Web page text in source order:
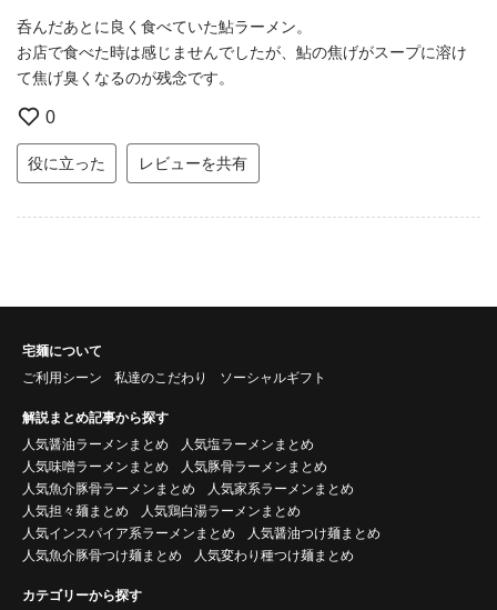
呑んだあとに良く食べていた鮎ラーメン。
お店で食べた時は感じませんでしたが、鮎の焦げがスープに溶け
て焦げ臭くなるのが残念です。
0
役に立った レビューを共有
宅麺について
ご利用シーン
私達のこだわり ソーシャルギフト
解説まとめ記事から探す
人気醤油ラーメンまとめ
人気塩ラーメンまとめ
人気味噌ラーメンまとめ
人気豚骨ラーメンまとめ
人気魚介豚骨ラーメンまとめ
人気家系ラーメンまとめ
人気担々麺まとめ
人気鶏白湯ラーメンまとめ
人気インスパイア系ラーメンまとめ
人気醤油つけ麺まとめ
人気魚介豚骨つけ麺まとめ
人気変わり種つけ麺まとめ
カテゴリーから探す